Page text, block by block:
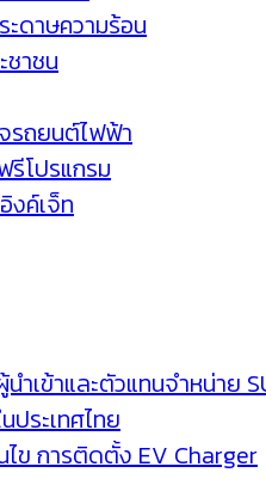
ะดาษความร้อน
ชาชน
รถยนต์ไฟฟ้า
โปรแกรม
งค์เจ็ท
นำเข้าและตัวแทนจำหน่าย
ประเทศไทย
ไข การติดตั้ง EV Charger